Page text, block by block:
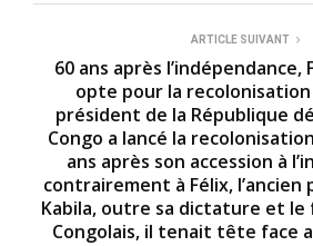
ARTICLE SUIVANT
60 ans après l’indépendance,
opte pour la recolonisation
président de la République
Congo a lancé la
ans après son accession à
contrairement à Félix, l’ancien
Kabila, outre sa dictature et le
Congolais, il tenait tête face